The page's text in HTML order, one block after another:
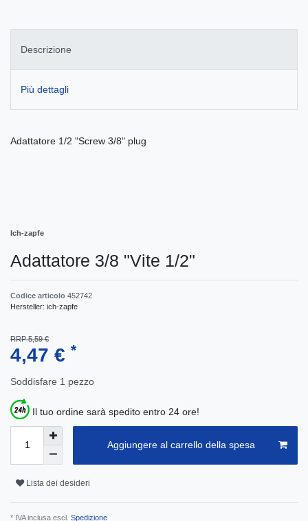
Descrizione
Più dettagli
Adattatore 1/2 "Screw 3/8" plug
Ich-zapfe
Adattatore 3/8 "Vite 1/2"
Codice articolo 452742
Hersteller: ich-zapfe
RRP 5,59 €
4,47 € *
Soddisfare 1 pezzo
Il tuo ordine sarà spedito entro 24 ore!
Aggiungere al carrello della spesa
Lista dei desideri
* IVA inclusa escl. Spedizione